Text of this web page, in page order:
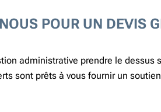
POUR UN DEVIS
administrative prendre le dessus
sont prêts à vous fournir un